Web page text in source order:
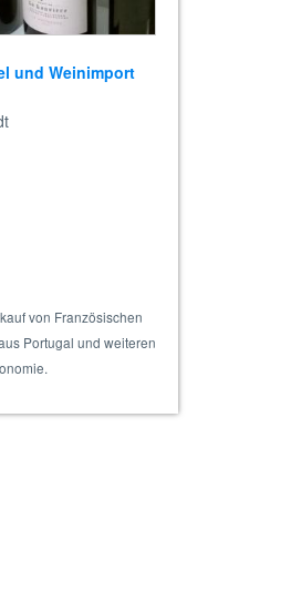
und Weinimport
von Französischen
Portugal und weiteren